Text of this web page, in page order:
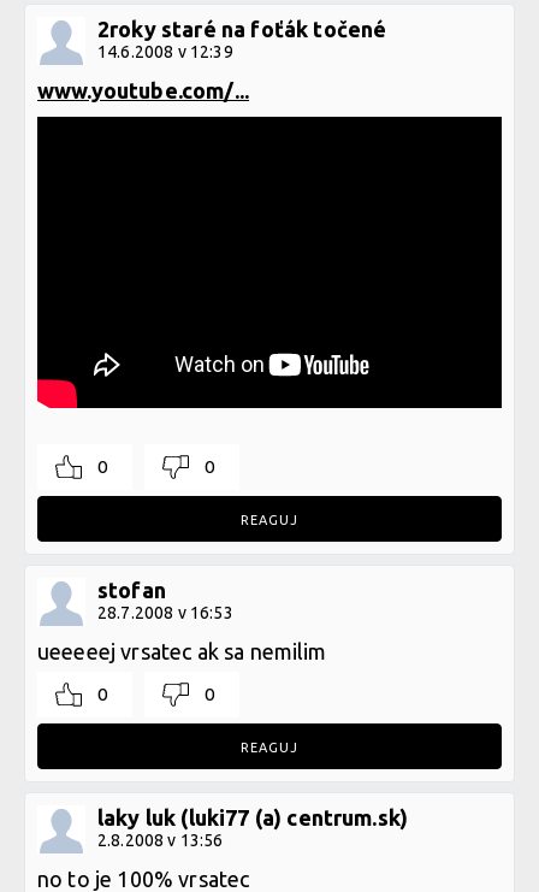
2roky staré na foťák točené
14.6.2008 v 12:39
www.youtube.com/...
0 0
REAGUJ
stofan
28.7.2008 v 16:53
ueeeeej vrsatec ak sa nemilim
0 0
REAGUJ
laky luk (luki77 (a) centrum.sk)
2.8.2008 v 13:56
no to je 100% vrsatec